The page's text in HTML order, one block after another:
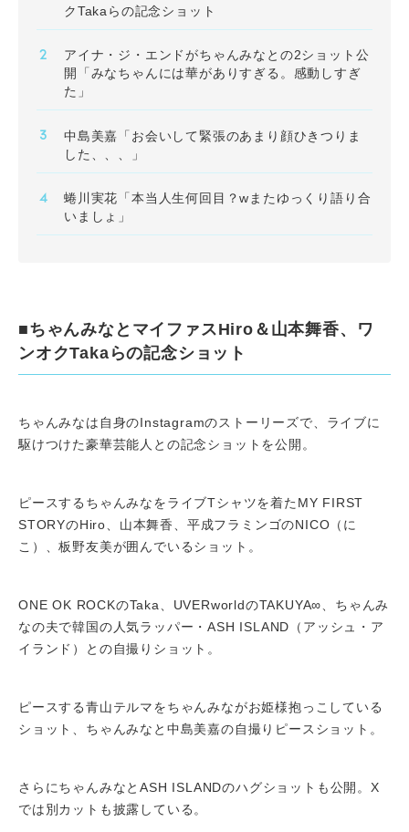
クTakaらの記念ショット
アイナ・ジ・エンドがちゃんみなとの2ショット公
開「みなちゃんには華がありすぎる。感動しすぎ
た」
中島美嘉「お会いして緊張のあまり顔ひきつりま
した、、、」
蜷川実花「本当人生何回目？wまたゆっくり語り合
いましょ」
■ちゃんみなとマイファスHiro＆山本舞香、ワ
ンオクTakaらの記念ショット
ちゃんみなは自身のInstagramのストーリーズで、ライブに
駆けつけた豪華芸能人との記念ショットを公開。
ピースするちゃんみなをライブTシャツを着たMY FIRST
STORYのHiro、山本舞香、平成フラミンゴのNICO（に
こ）、板野友美が囲んでいるショット。
ONE OK ROCKのTaka、UVERworldのTAKUYA∞、ちゃんみ
なの夫で韓国の人気ラッパー・ASH ISLAND（アッシュ・ア
イランド）との自撮りショット。
ピースする青山テルマをちゃんみながお姫様抱っこしている
ショット、ちゃんみなと中島美嘉の自撮りピースショット。
さらにちゃんみなとASH ISLANDのハグショットも公開。X
では別カットも披露している。